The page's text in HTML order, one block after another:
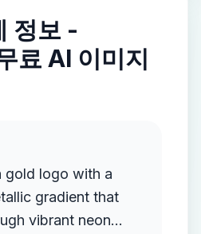
정보 -
료 AI 이미지
gold logo with a
gradient that
vibrant neon